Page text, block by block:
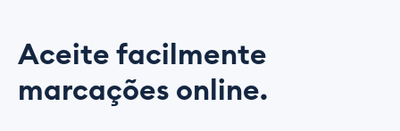
Aceite facilmente
marcações online.